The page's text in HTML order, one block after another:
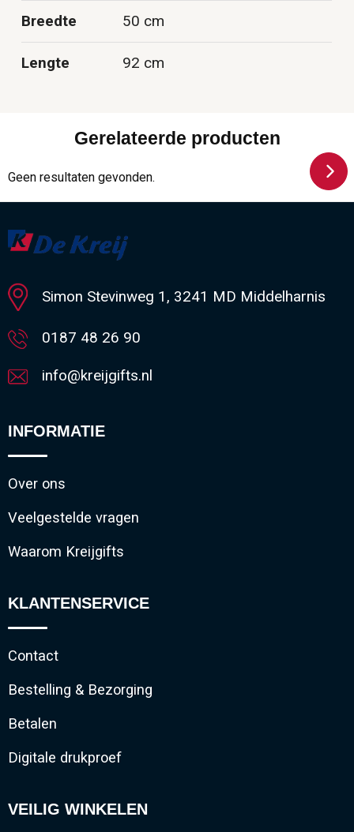
Breedte 50 cm
Lengte 92 cm
Gerelateerde producten
Geen resultaten gevonden.
Simon Stevinweg 1, 3241 MD Middelharnis
0187 48 26 90
info@kreijgifts.nl
INFORMATIE
Over ons
Veelgestelde vragen
Waarom Kreijgifts
KLANTENSERVICE
Contact
Bestelling & Bezorging
Betalen
Digitale drukproef
VEILIG WINKELEN